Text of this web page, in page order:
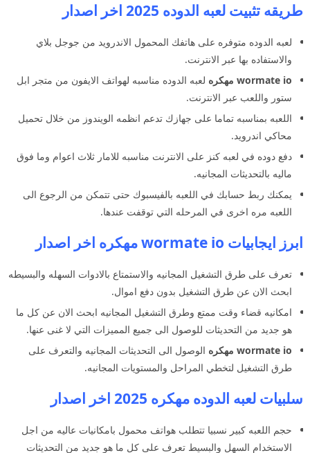
طريقه تثبيت لعبه الدوده 2025 اخر اصدار
لعبه الدوده متوفره على هاتفك المحمول الاندرويد من جوجل بلاي
والاستفاده بها عبر الانترنت.
wormate io مهكره
لعبه الدوده مناسبه لهواتف الايفون من متجر ابل
ستور واللعب عبر الانترنت.
اللعبه بمناسبه تماما على جهازك تدعم انظمه الويندوز من خلال تحميل
محاكي اندرويد.
دفع دوده في لعبه كنز على الانترنت مناسبه للامار ثلاث اعوام وما فوق
ماليه بالتحديثات المجانيه.
يمكنك ربط حسابك في اللعبه بالفيسبوك حتى تتمكن من الرجوع الى
اللعبه مره اخرى في المرحله التي توقفت عندها.
ابرز ايجابيات wormate io مهكره اخر اصدار
تعرف على طرق التشغيل المجانيه والاستمتاع بالادوات السهله والبسيطه
ابحث الان عن طرق التشغيل بدون دفع اموال.
امكانيه قضاء وقت ممتع وطرق التشغيل المجانيه ابحث الان عن كل ما
هو جديد من التحديثات للوصول الى جميع المميزات التي لا غنى عنها.
wormate io مهكره
الوصول الى التحديثات المجانيه والتعرف على
طرق التشغيل لتخطي المراحل والمستويات المجانيه.
سلبيات لعبه الدوده مهكره 2025 اخر اصدار
حجم اللعبه كبير نسبيا تتطلب هواتف محمول بامكانيات عاليه من اجل
الاستخدام السهل والبسيط تعرف على كل ما هو جديد من التحديثات